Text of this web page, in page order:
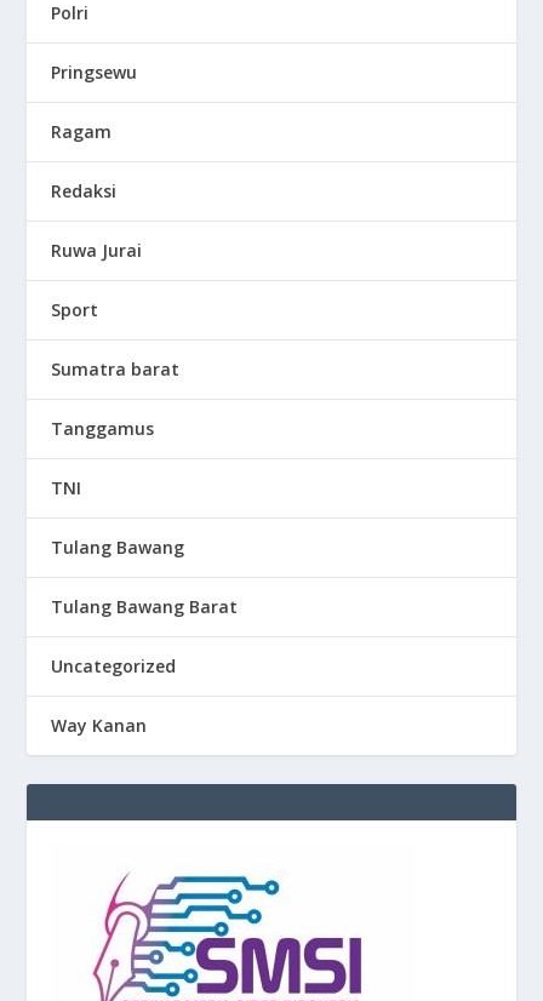
Polri
Pringsewu
Ragam
Redaksi
Ruwa Jurai
Sport
Sumatra barat
Tanggamus
TNI
Tulang Bawang
Tulang Bawang Barat
Uncategorized
Way Kanan